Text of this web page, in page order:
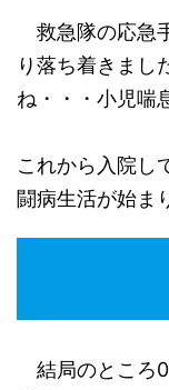
救急隊の応急
り落ち着きまし
ね・・・小児喘
これから入院し
闘病生活が始ま
結局のところ0